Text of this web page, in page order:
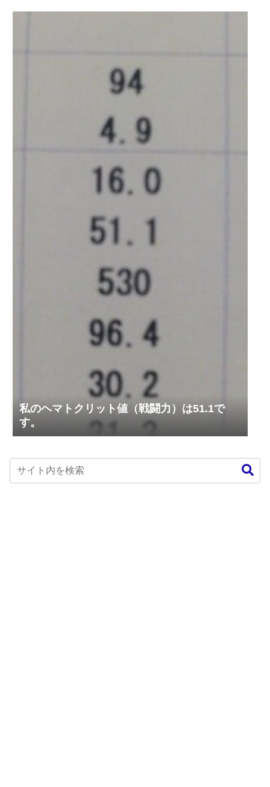
私のヘマトクリット値（戦闘力）は51.1で
す。